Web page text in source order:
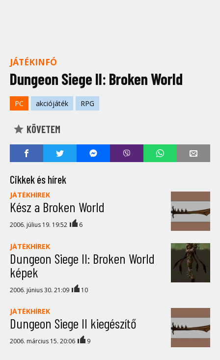
JÁTÉKINFÓ
Dungeon Siege II: Broken World
PC akciójáték RPG
KÖVETEM
Cikkek és hírek
JÁTÉKHÍREK
Kész a Broken World
2006. július 19. 19:52 6
JÁTÉKHÍREK
Dungeon Siege II: Broken World
képek
2006. június 30. 21:09 10
JÁTÉKHÍREK
Dungeon Siege II kiegészítő
2006. március 15. 20:06 9